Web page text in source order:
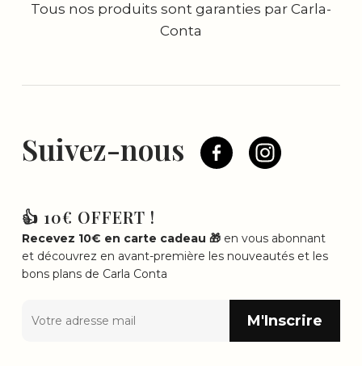
Tous nos produits sont garanties par Carla-
Conta
Suivez-nous
👍 10€ OFFERT !
Recevez 10€ en carte cadeau 🎁en vous abonnant
et découvrez en avant-première les nouveautés et les
bons plans de Carla Conta